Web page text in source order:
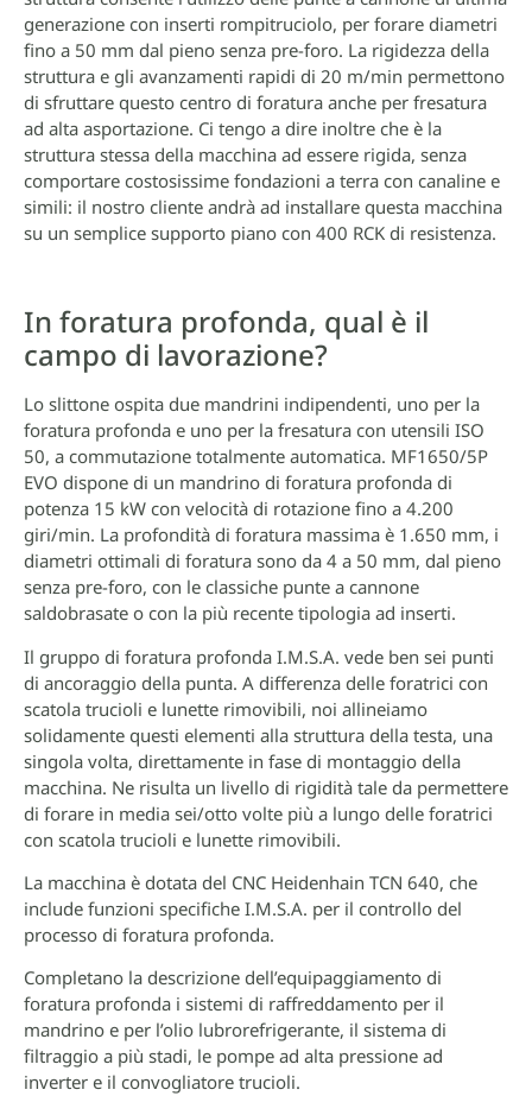
generazione con inserti rompitruciolo, per forare diametri
fino a 50 mm dal pieno senza pre-foro. La rigidezza della
struttura e gli avanzamenti rapidi di 20 m/min permettono
di sfruttare questo centro di foratura anche per fresatura
ad alta asportazione. Ci tengo a dire inoltre che è la
struttura stessa della macchina ad essere rigida, senza
comportare costosissime fondazioni a terra con canaline e
simili: il nostro cliente andrà ad installare questa macchina
su un semplice supporto piano con 400 RCK di resistenza.
In foratura profonda, qual è il
campo di lavorazione?
Lo slittone ospita due mandrini indipendenti, uno per la
foratura profonda e uno per la fresatura con utensili ISO
50, a commutazione totalmente automatica. MF1650/5P
EVO dispone di un mandrino di foratura profonda di
potenza 15 kW con velocità di rotazione fino a 4.200
giri/min. La profondità di foratura massima è 1.650 mm, i
diametri ottimali di foratura sono da 4 a 50 mm, dal pieno
senza pre-foro, con le classiche punte a cannone
saldobrasate o con la più recente tipologia ad inserti.
Il gruppo di foratura profonda I.M.S.A. vede ben sei punti
di ancoraggio della punta. A differenza delle foratrici con
scatola trucioli e lunette rimovibili, noi allineiamo
solidamente questi elementi alla struttura della testa, una
singola volta, direttamente in fase di montaggio della
macchina. Ne risulta un livello di rigidità tale da permettere
di forare in media sei/otto volte più a lungo delle foratrici
con scatola trucioli e lunette rimovibili.
La macchina è dotata del CNC Heidenhain TCN 640, che
include funzioni specifiche I.M.S.A. per il controllo del
processo di foratura profonda.
Completano la descrizione dell’equipaggiamento di
foratura profonda i sistemi di raffreddamento per il
mandrino e per l’olio lubrorefrigerante, il sistema di
filtraggio a più stadi, le pompe ad alta pressione ad
inverter e il convogliatore trucioli.